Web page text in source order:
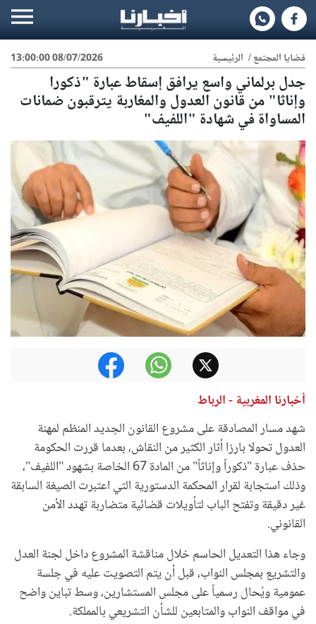
08/07/2026 13:00:00 قضايا المجتمع/ الرئيسية
جدل برلماني واسع يرافق إسقاط عبارة "ذكورا
وإناثا" من قانون العدول والمغاربة يترقبون ضمانات
المساواة في شهادة "اللفيف"
أخبارنا المغربية - الرباط
شهد مسار المصادقة على مشروع القانون الجديد المنظم لمهنة
العدول تحولا بارزا أثار الكثير من النقاش، بعدما قررت الحكومة
حذف عبارة "ذكوراً وإناثاً" من المادة 67 الخاصة بشهود "اللفيف"،
وذلك استجابة لقرار المحكمة الدستورية التي اعتبرت الصيغة السابقة
غير دقيقة وتفتح الباب لتأويلات قضائية متضاربة تهدد الأمن
القانوني.
وجاء هذا التعديل الحاسم خلال مناقشة المشروع داخل لجنة العدل
والتشريع بمجلس النواب، قبل أن يتم التصويت عليه في جلسة
عمومية ويُحال رسمياً على مجلس المستشارين، وسط تباين واضح
في مواقف النواب والمتابعين للشأن التشريعي بالمملكة.